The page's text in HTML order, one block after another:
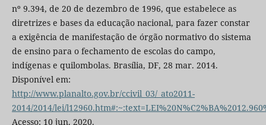
nº 9.394, de 20 de dezembro de 1996, que estabelece as
diretrizes e bases da educação nacional, para fazer constar
a exigência de manifestação de órgão normativo do sistema
de ensino para o fechamento de escolas do campo,
indígenas e quilombolas. Brasília, DF, 28 mar. 2014.
Disponível em:
http://www.planalto.gov.br/ccivil_03/_ato2011-
2014/2014/lei/
Acesso: 10 jun. 2020.